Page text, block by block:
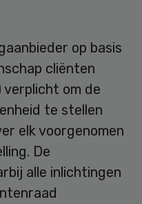
op basis
cliënten
verplicht om de
te stellen
elk voorgenomen
De
alle inlichtingen